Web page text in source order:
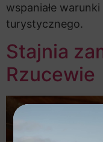
wspaniałe
turystycznego.
Stajnia
Rzucewie